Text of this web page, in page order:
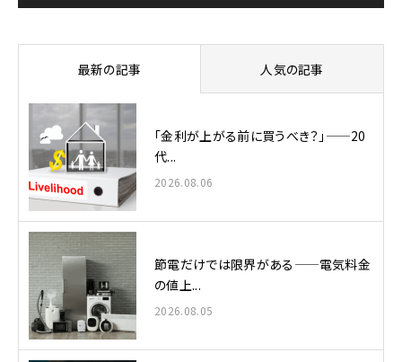
最新の記事 人気の記事
「金利が上がる前に買うべき？」——20
代...
2026.08.06
節電だけでは限界がある——電気料金
の値上...
2026.08.05